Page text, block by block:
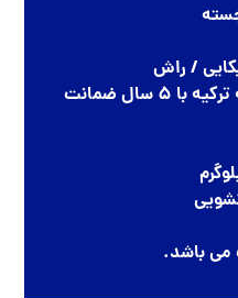
/ راش
نوع قفل و دستگیره :کاله ترکیه با ۵ سال ضمانت
باشد.